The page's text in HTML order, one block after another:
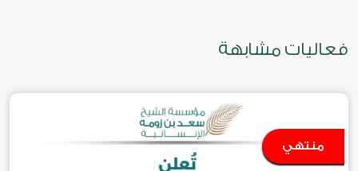
فعاليات مشابهة
منتهي